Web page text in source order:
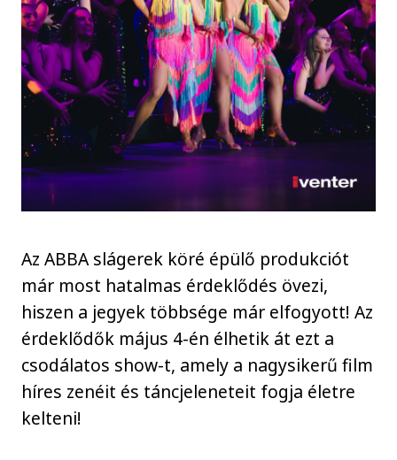
Az ABBA slágerek köré épülő produkciót
már most hatalmas érdeklődés övezi,
hiszen a jegyek többsége már elfogyott! Az
érdeklődők május 4-én élhetik át ezt a
csodálatos show-t, amely a nagysikerű film
híres zenéit és táncjeleneteit fogja életre
kelteni!